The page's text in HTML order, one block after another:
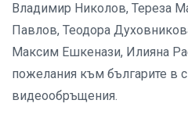
Владимир Николов, Тереза
Павлов, Теодора
Максим Ешкенази, Илияна
пожелания към българите в
видеообръщения.